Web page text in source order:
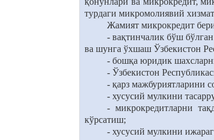
турдаги микромолиявий
Жамият микрокредит
- вақтинчалик бўш
ва шунга ўхшаш Ўзбекистон
- бошқа юридик
- Ўзбекистон
- қарз мажбуриятларини
- хусусий мулкини
- микрокредитларни
кўрсатиш;
- хусусий мулкини